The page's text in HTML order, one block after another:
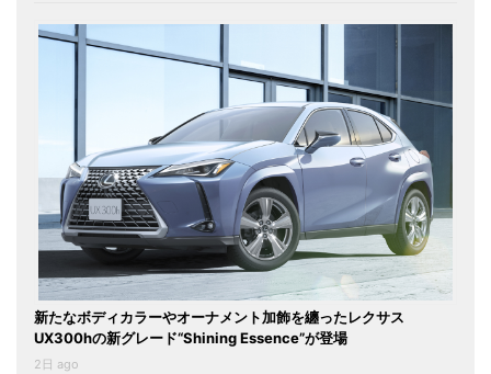
新たなボディカラーやオーナメント加飾を纏ったレクサス
UX300hの新グレード“Shining Essence”が登場
2日 ago